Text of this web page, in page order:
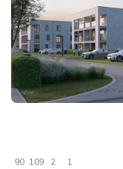
90 109 2 1